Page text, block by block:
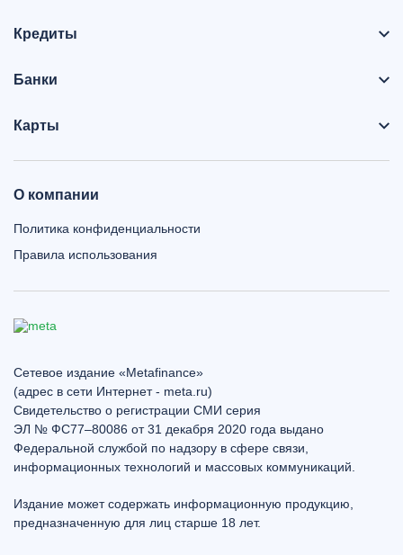
Кредиты
Банки
Карты
О компании
Политика конфиденциальности
Правила использования
Сетевое издание «Metafinance»
(адрес в сети Интернет - meta.ru)
Свидетельство о регистрации СМИ серия
ЭЛ № ФС77–80086 от 31 декабря 2020 года выдано
Федеральной службой по надзору в сфере связи,
информационных технологий и массовых коммуникаций.
Издание может содержать информационную продукцию,
предназначенную для лиц старше 18 лет.